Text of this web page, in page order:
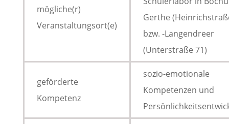
mögliche(r)
Veranstaltungsort(e)
Gerthe
bzw. -Langendreer
(Unterstraße 71)
geförderte
Kompetenz
sozio-emotionale
Kompetenzen und